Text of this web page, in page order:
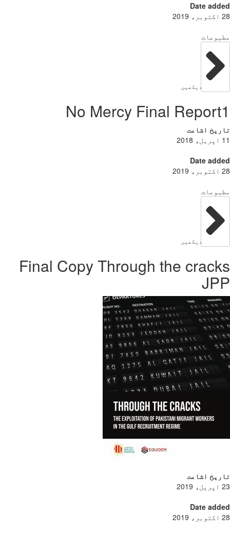
Date
دیکھیں
No Mercy Final
اشاعت
Date
دیکھیں
Final Copy Through the
اشاعت
Date